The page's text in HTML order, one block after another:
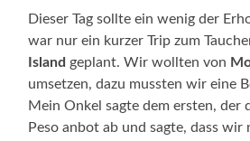
Dieser Tag sollte ein wenig der
war nur ein kurzer Trip zum
Island geplant. Wir wollten von
umsetzen, dazu mussten wir eine
Mein Onkel sagte dem ersten, der
Peso anbot ab und sagte, dass